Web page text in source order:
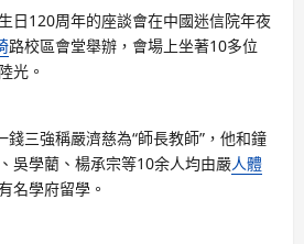
120周年的座談會在中國迷信院年夜
路校區會堂舉辦，會場上坐著10多位
光。
三強稱嚴濟慈為“師長教師”，他和鐘
吳學藺、楊承宗等10余人均由嚴人體
名學府留學。